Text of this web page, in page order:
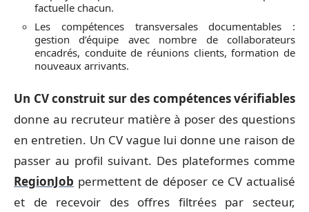
factuelle chacun.
Les compétences transversales documentables :
gestion d’équipe avec nombre de collaborateurs
encadrés, conduite de réunions clients, formation de
nouveaux arrivants.
Un CV construit sur des compétences vérifiables
donne au recruteur matière à poser des questions
en entretien. Un CV vague lui donne une raison de
passer au profil suivant. Des plateformes comme
RegionJob permettent de déposer ce CV actualisé
et de recevoir des offres filtrées par secteur,